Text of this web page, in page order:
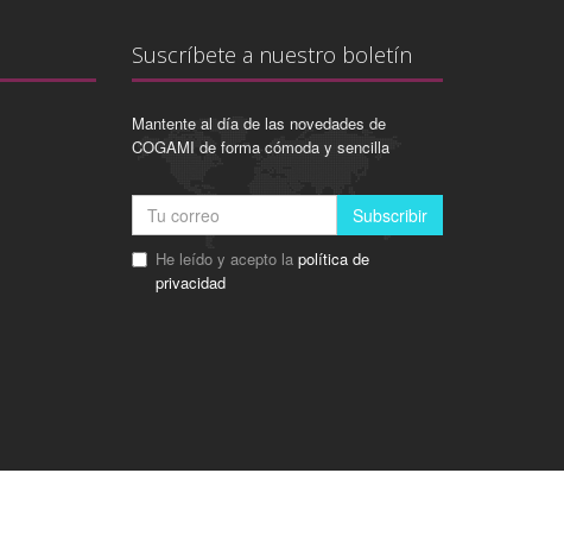
Suscríbete a nuestro boletín
Mantente al día de las novedades de
COGAMI de forma cómoda y sencilla
Subscribir
He leído y acepto la política de
privacidad